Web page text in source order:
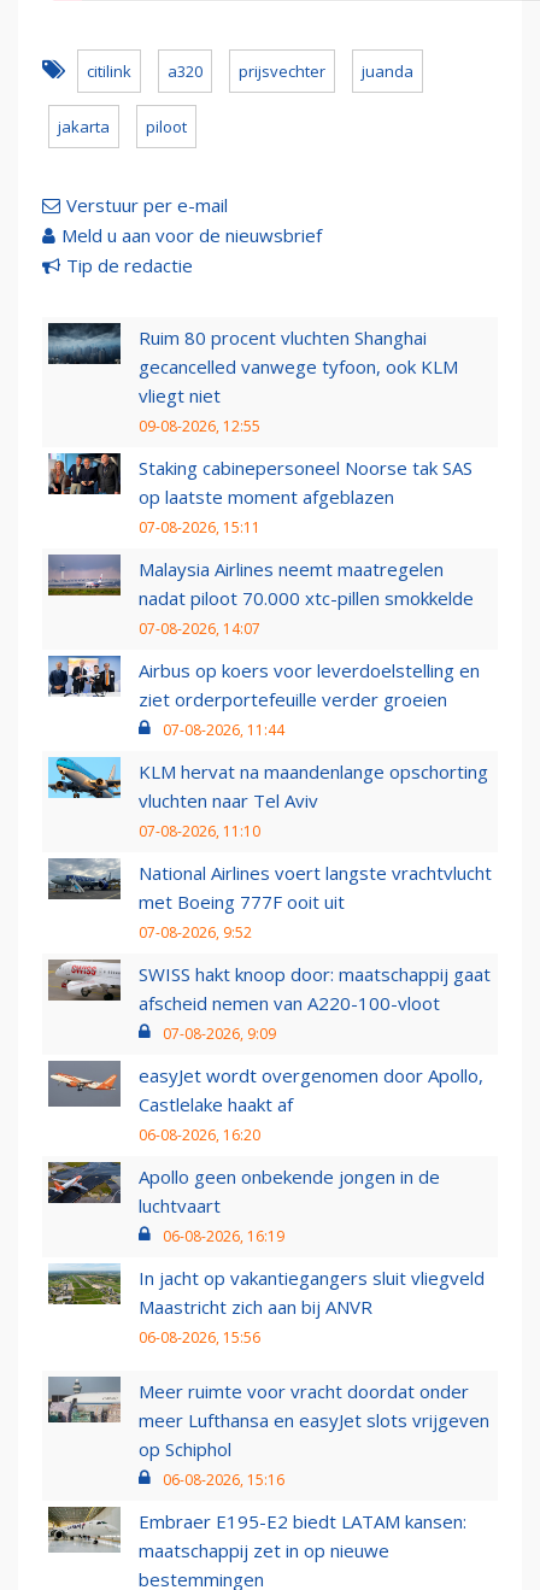
citilink a320 prijsvechter juanda
jakarta piloot
Verstuur per e-mail
Meld u aan voor de nieuwsbrief
Tip de redactie
Ruim 80 procent vluchten Shanghai
gecancelled vanwege tyfoon, ook KLM
vliegt niet
09-08-2026, 12:55
Staking cabinepersoneel Noorse tak SAS
op laatste moment afgeblazen
07-08-2026, 15:11
Malaysia Airlines neemt maatregelen
nadat piloot 70.000 xtc-pillen smokkelde
07-08-2026, 14:07
Airbus op koers voor leverdoelstelling en
ziet orderportefeuille verder groeien
07-08-2026, 11:44
KLM hervat na maandenlange opschorting
vluchten naar Tel Aviv
07-08-2026, 11:10
National Airlines voert langste vrachtvlucht
met Boeing 777F ooit uit
07-08-2026, 9:52
SWISS hakt knoop door: maatschappij gaat
afscheid nemen van A220-100-vloot
07-08-2026, 9:09
easyJet wordt overgenomen door Apollo,
Castlelake haakt af
06-08-2026, 16:20
Apollo geen onbekende jongen in de
luchtvaart
06-08-2026, 16:19
In jacht op vakantiegangers sluit vliegveld
Maastricht zich aan bij ANVR
06-08-2026, 15:56
Meer ruimte voor vracht doordat onder
meer Lufthansa en easyJet slots vrijgeven
op Schiphol
06-08-2026, 15:16
Embraer E195-E2 biedt LATAM kansen:
maatschappij zet in op nieuwe
bestemmingen